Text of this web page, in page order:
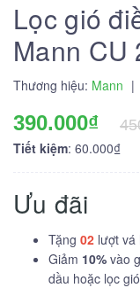
Lọc gió
Mann CU
Thương hiệu: Mann |
390.000₫
Tiết kiệm: 60.000₫
Ưu đãi
Tặng 02 lượt vá
Giảm 10% vào
dầu hoặc lọc